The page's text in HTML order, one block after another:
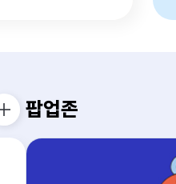
팝업존